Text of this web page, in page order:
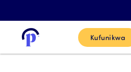
Kufunikwa